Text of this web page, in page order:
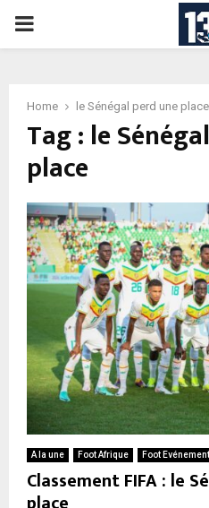
PRIMARY
Home le Sénégal perd une place
Tag : le
place
A la une Foot Afrique Foot Evénement
Classement FIFA : le